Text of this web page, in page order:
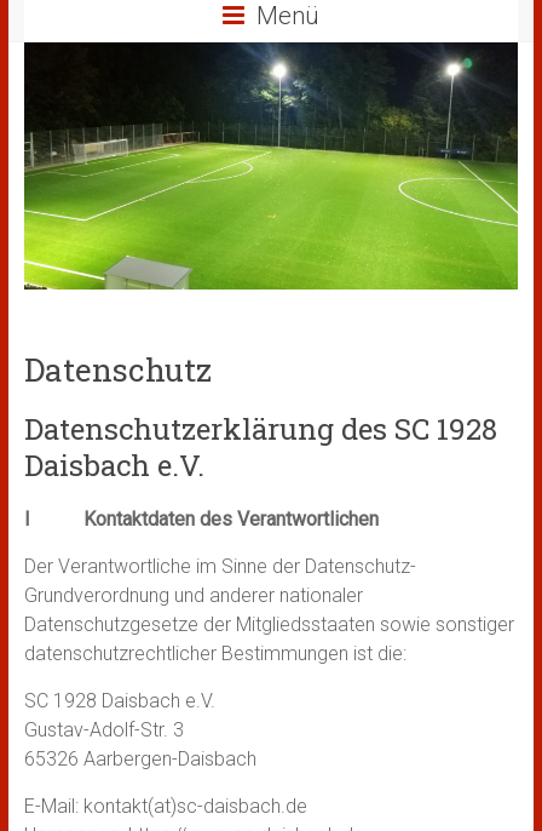
Menü
Datenschutz
Datenschutzerklärung des SC 1928
Daisbach e.V.
I Kontaktdaten des Verantwortlichen
Der Verantwortliche im Sinne der Datenschutz-
Grundverordnung und anderer nationaler
Datenschutzgesetze der Mitgliedsstaaten sowie sonstiger
datenschutzrechtlicher Bestimmungen ist die:
SC 1928 Daisbach e.V.
Gustav-Adolf-Str. 3
65326 Aarbergen-Daisbach
E-Mail: kontakt(at)sc-daisbach.de